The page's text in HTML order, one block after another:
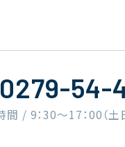
0279-54-
間 / 9：30〜17：00（土